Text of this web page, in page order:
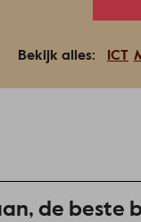
Bekijk alles: ICT
de beste